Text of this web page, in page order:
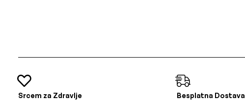
Srcem za Zdravlje
Besplatna Dostava